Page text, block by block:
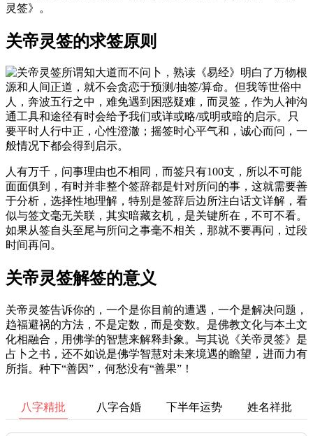
灵签》。
关帝灵签的求签原则
所谓知大道而不问卜，熟读《易经》明白了万物根
源和人间正道，就不会贪恋于预测/抽签/算命。但我等世俗中
人，奔波五行之中，难免遇到困惑疑难，而灵签，作为人神沟
通工具和途径有时会给予我们或详或略/或明或暗的启示。只
要平时人行中正，心性澄澈；摇签时心平气和，诚心而问，一
般情况下都会得到启示。
人有万千，问事理由也不相同，而签只有100支，所以不可能
面面俱到，有时并非整个签辞都是针对所问的事，这就需要善
于分析，选择性地理解，特别是签辞后边所注白话文详解，看
似与签文毫无关联，其实暗藏玄机，是关键所在，不可不看。
如果从签自头至尾与所问之事毫不相关，那就不要再问，过段
时间再问。
关帝灵签解签的意义
关帝灵签告诉你的，一个是你目前的遭遇，一个是解决问题，
趋福避祸的方法，不是定数，而是变数。是佛教文化与本土文
化相融合，用佛学的智慧来解释卦象。与其说《关帝灵签》是
占卜之书，还不如说是佛学智慧对未来境遇的瞻望，进而力有
所指。种下“善因”，何愁没有“善果”！
八字精批 八字合婚 下半年运势 姓名祥批